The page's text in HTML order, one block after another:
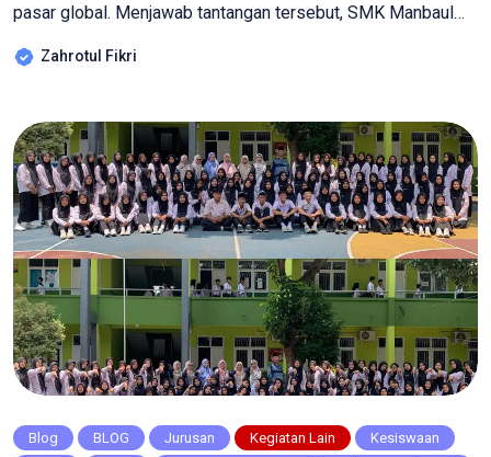
pasar global. Menjawab tantangan tersebut, SMK Manbaul
Kurikulum Bisnis Digital (Jurusan Pemasaran) bersama mitra
(11/09/2025). ​Langkah ini bukan sekadar pertemuan rutin,
melainkan upaya serius sekolah […]
Zahrotul Fikri
Blog BLOG Jurusan Kegiatan Lain
Kesiswaan